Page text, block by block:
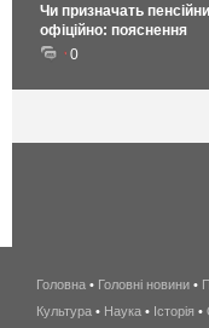
Чи призначать
офіційно: пояснення
0
Головна • Головні новини •
Культура • Наука • Історія •